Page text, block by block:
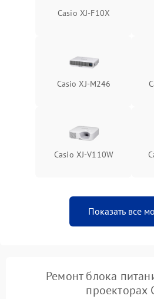
Casio XJ-F10X
Casio XJ-M246
Casio XJ-V110W
Показать все
Ремонт блока
проекторах